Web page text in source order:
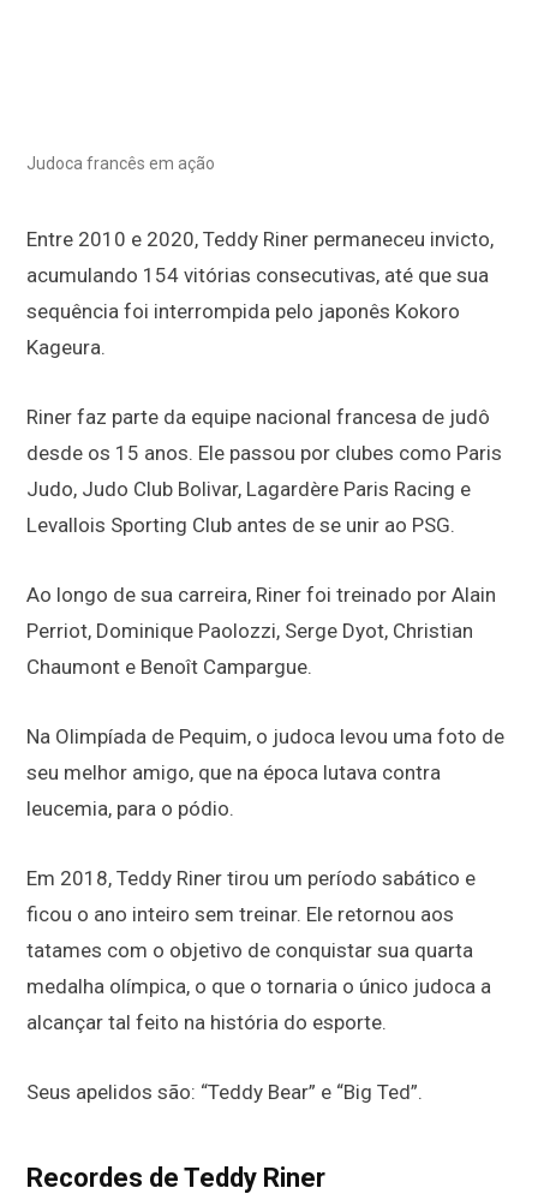
Judoca francês em ação
Entre 2010 e 2020, Teddy Riner permaneceu invicto,
acumulando 154 vitórias consecutivas, até que sua
sequência foi interrompida pelo japonês Kokoro
Kageura.
Riner faz parte da equipe nacional francesa de judô
desde os 15 anos. Ele passou por clubes como Paris
Judo, Judo Club Bolivar, Lagardère Paris Racing e
Levallois Sporting Club antes de se unir ao PSG.
Ao longo de sua carreira, Riner foi treinado por Alain
Perriot, Dominique Paolozzi, Serge Dyot, Christian
Chaumont e Benoît Campargue.
Na Olimpíada de Pequim, o judoca levou uma foto de
seu melhor amigo, que na época lutava contra
leucemia, para o pódio.
Em 2018, Teddy Riner tirou um período sabático e
ficou o ano inteiro sem treinar. Ele retornou aos
tatames com o objetivo de conquistar sua quarta
medalha olímpica, o que o tornaria o único judoca a
alcançar tal feito na história do esporte.
Seus apelidos são: “Teddy Bear” e “Big Ted”.
Recordes de Teddy Riner